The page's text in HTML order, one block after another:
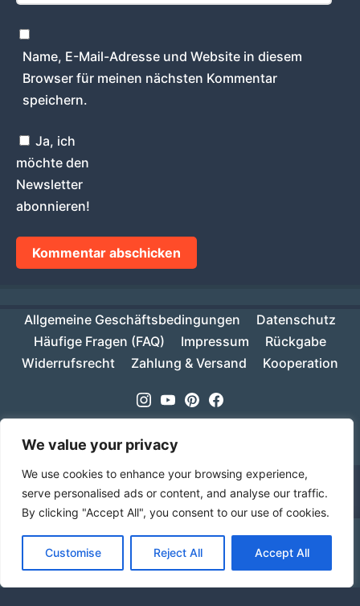
We value your privacy
We use cookies to enhance your browsing experience,
serve personalised ads or content, and analyse our traffic.
By clicking "Accept All", you consent to our use of cookies.
Customise Reject All Accept All
Ab einem Warenwert von 70€ ist deine Bestellung
innerhalb Deutschlands versandkostenfrei!Verwerfen
Name, E-Mail-Adresse und Website in diesem
Browser für meinen nächsten Kommentar
speichern.
Ja, ich
möchte den
Newsletter
abonnieren!
Allgemeine Geschäftsbedingungen
Datenschutz
Häufige Fragen (FAQ)
Impressum
Rückgabe
Widerrufsrecht
Zahlung & Versand Kooperation
Instagram
YoutubePinterestFacebook
Sprache